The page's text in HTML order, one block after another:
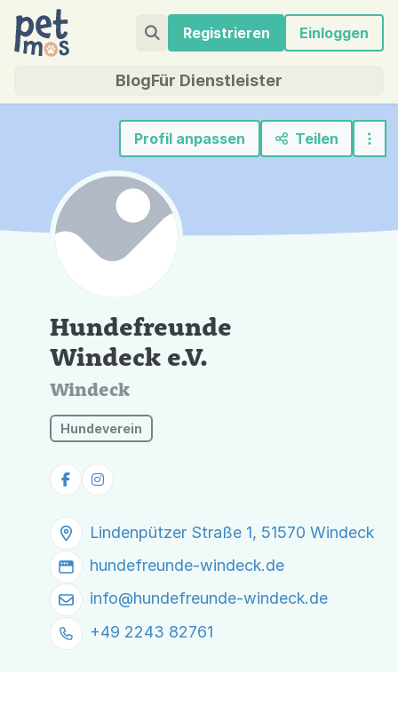
Registrieren Einloggen
BlogFür Dienstleister
Profil anpassen Teilen
Hundefreunde
Windeck e.V.
Windeck
Hundeverein
Lindenpützer Straße 1, 51570 Windeck
hundefreunde-windeck.de
info@hundefreunde-windeck.de
+49 2243 82761